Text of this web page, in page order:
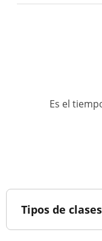
Es el
Tipos de clases